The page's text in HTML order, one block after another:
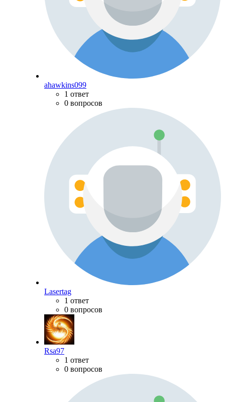
ahawkins099
1 ответ
0 вопросов
Lasertag
1 ответ
0 вопросов
Rsa97
1 ответ
0 вопросов